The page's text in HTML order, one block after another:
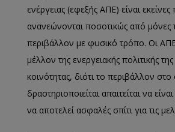
ενέργειας (εφεξής ΑΠΕ) είναι εκείνες
ανανεώνονται ποσοτικώς από μόνες
περιβάλλον με φυσικό τρόπο. Οι
μέλλον της ενεργειακής πολιτικής
κοινότητας, διότι το περιβάλλον
δραστηριοποιείται απαιτείται να
να αποτελεί ασφαλές σπίτι για τις